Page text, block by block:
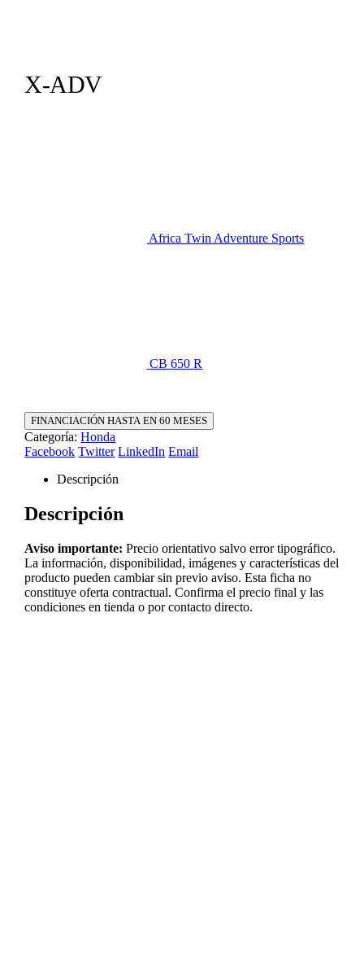
X-ADV
Africa Twin Adventure Sports
CB 650 R
FINANCIACIÓN HASTA EN 60 MESES
Categoría:Honda
Facebook Twitter LinkedIn Email
Descripción
Descripción
Aviso importante: Precio orientativo salvo error tipográfico.
La información, disponibilidad, imágenes y características del
producto pueden cambiar sin previo aviso. Esta ficha no
constituye oferta contractual. Confirma el precio final y las
condiciones en tienda o por contacto directo.